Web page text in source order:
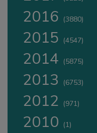
2016 (3880)
2015 (4547)
2014 (5875)
2013 (6753)
2012 (971)
2010 (1)